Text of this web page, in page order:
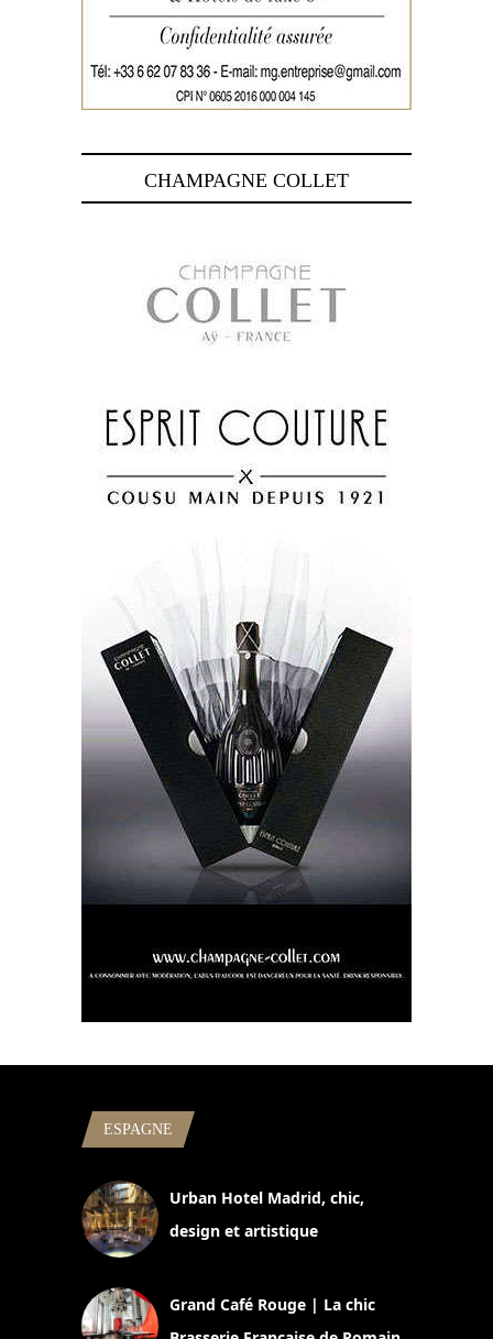
CHAMPAGNE COLLET
ESPAGNE
Urban Hotel Madrid, chic,
design et artistique
Grand Café Rouge | La chic